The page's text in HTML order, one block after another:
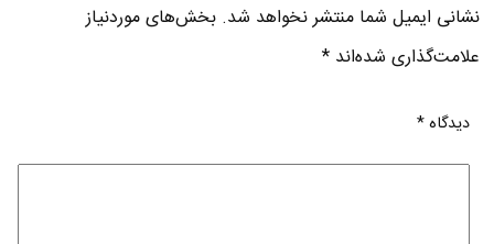
نشانی ایمیل شما منتشر نخواهد شد. بخش‌های موردنیاز
علامت‌گذاری شده‌اند*
دیدگاه*